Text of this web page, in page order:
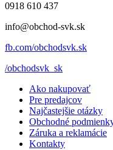
0918 610 437
info@obchod-svk.sk
fb.com/obchodsvk.sk
/obchodsvk_sk
Ako nakupovať
Pre predajcov
Najčastejšie otázky
Obchodné
Záruka a reklamácie
Kontakty